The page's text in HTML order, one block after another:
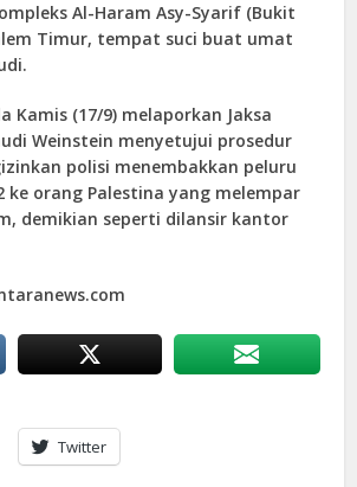
Al-Haram Asy-Syarif (Bukit
Timur, tempat suci buat umat
Kamis (17/9) melaporkan Jaksa
Weinstein menyetujui prosedur
polisi menembakkan peluru
ke orang Palestina yang melempar
demikian seperti dilansir kantor
Twitter